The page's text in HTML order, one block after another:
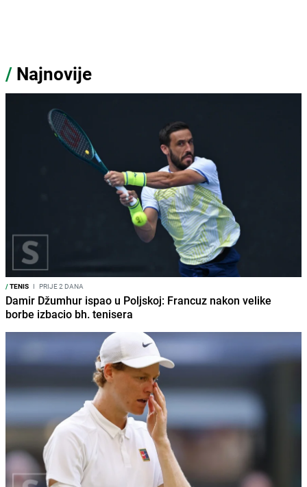
/ Najnovije
/TENIS I PRIJE 2 DANA
Damir Džumhur ispao u Poljskoj: Francuz nakon velike
borbe izbacio bh. tenisera